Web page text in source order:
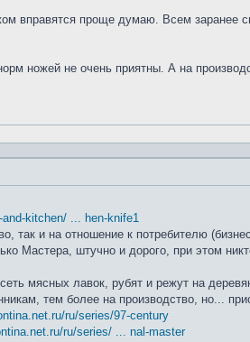
вправятся проще думаю. Всем
ножей не очень приятны. А на
kitchen/ ... hen-knife1
так и на отношение к потребителю
Мастера, штучно и дорого, при этом
мясных лавок, рубят и режут на
тем более на производство, но...
ru/series/97-century
ru/series/ ... nal-master